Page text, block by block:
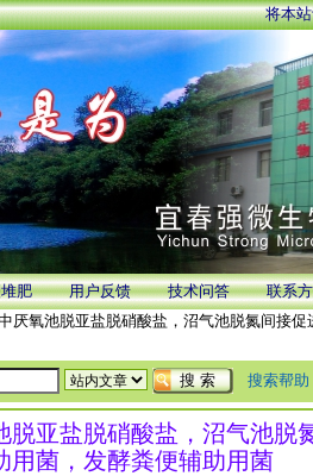
将本
肥 用户反馈 技术问答 联系
氧池脱亚盐脱硝酸盐，沼气池脱氮间接促
搜索帮助
亚盐脱硝酸盐，沼气池脱
用菌，发酵粪便辅助用菌